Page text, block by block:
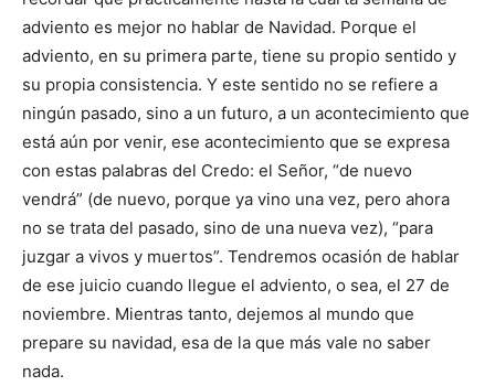
adviento es mejor no hablar de Navidad. Porque el
adviento, en su primera parte, tiene su propio sentido y
su propia consistencia. Y este sentido no se refiere a
ningún pasado, sino a un futuro, a un acontecimiento que
está aún por venir, ese acontecimiento que se expresa
con estas palabras del Credo: el Señor, “de nuevo
vendrá” (de nuevo, porque ya vino una vez, pero ahora
no se trata del pasado, sino de una nueva vez), “para
juzgar a vivos y muertos”. Tendremos ocasión de hablar
de ese juicio cuando llegue el adviento, o sea, el 27 de
noviembre. Mientras tanto, dejemos al mundo que
prepare su navidad, esa de la que más vale no saber
nada.